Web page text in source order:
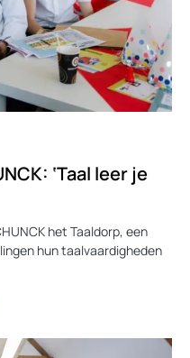
‘Taal leer je
het Taaldorp, een
hun taalvaardigheden